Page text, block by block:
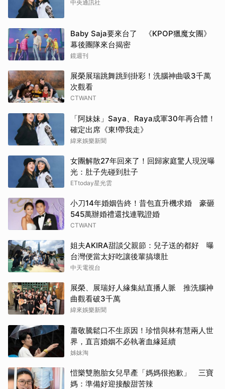
中央通訊社
Baby Saja要來台了 《KPOP獵魔女團》
幕後團隊來台揭密
鏡週刊
展榮展瑞跳舞跳到掛彩！洗腦神曲吸3千萬
次觀看
CTWANT
「阿妹妹」Saya、Raya成軍30年再合體！
確定出席《東!帶我走》
緯來娛樂新聞
女團解散27年回來了！回歸家庭驚人現況曝
光：肚子先碰到肚子
ETtoday星光雲
小刀14年婚姻告終！昔包直升機求婚 豪砸
545萬辦婚禮還找連戰證婚
CTWANT
姐夫AKIRA甜談父親節：兒子送的都好 曝
台灣便當太好吃讓後輩搞壞肚
中天電視台
展榮、展瑞好人緣集結直播人脈 推洗腦神
曲觀看破3千萬
緯來娛樂新聞
蕭敬騰鬆口不生原因！珍惜與林有慧兩人世
界，直言婚姻不必執著血緣延續
姊妹淘
愷樂雙胞胎女兒早產「媽媽很抱歉」 三寶
媽：準備好迎接酸甜苦辣